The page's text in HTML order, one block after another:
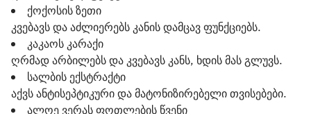
ქოქოსის ზეთი
კვებავს და აძლიერებს კანის დამცავ ფუნქციებს.
კაკაოს კარაქი
ღრმად არბილებს და კვებავს კანს, ხდის მას გლუვს.
სალბის ექსტრაქტი
აქვს ანტისეპტიკური და მატონიზირებელი თვისებები.
ალოე ვერას ფოთლების წვენი